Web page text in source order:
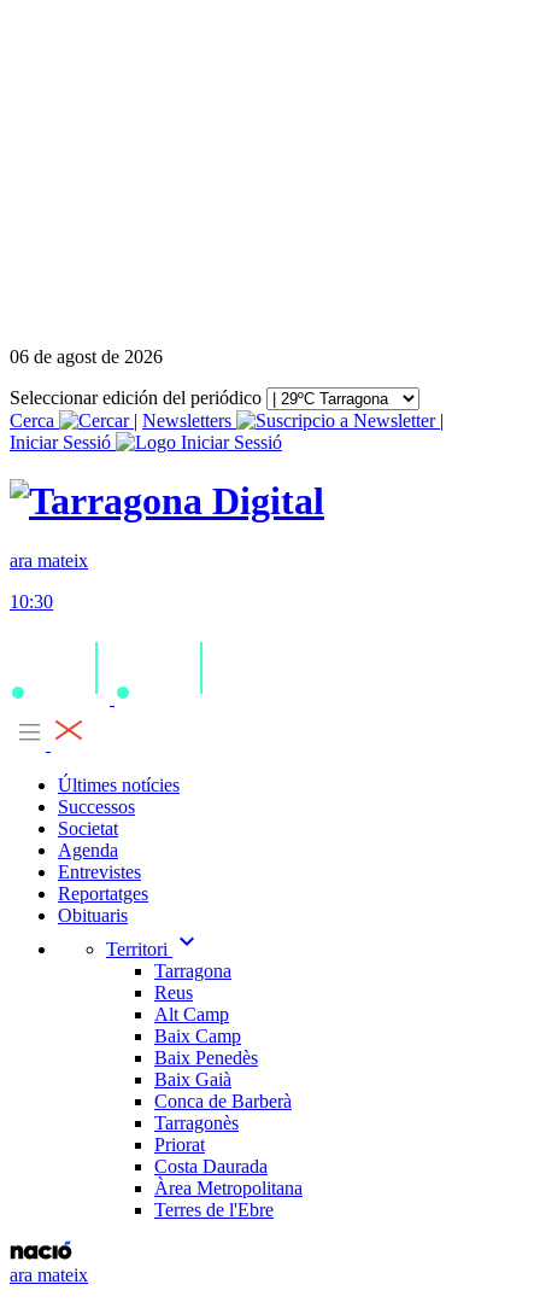
06 de agost de 2026
Seleccionar edición del periódico
Cerca
| Newsletters
|
Iniciar Sessió
ara mateix
10:30
Últimes notícies
Successos
Societat
Agenda
Entrevistes
Reportatges
Obituaris
Territori
expand_more
Tarragona
Reus
Alt Camp
Baix Camp
Baix Penedès
Baix Gaià
Conca de Barberà
Tarragonès
Priorat
Costa Daurada
Àrea Metropolitana
Terres de l'Ebre
ara mateix